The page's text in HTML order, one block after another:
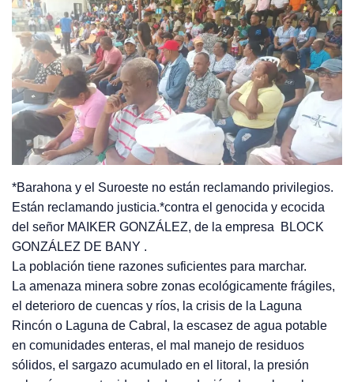
*Barahona y el Suroeste no están reclamando privilegios.
Están reclamando justicia.*contra el genocida y ecocida
del señor MAIKER GONZÁLEZ, de la empresa BLOCK
GONZÁLEZ DE BANY .
La población tiene razones suficientes para marchar.
La amenaza minera sobre zonas ecológicamente frágiles,
el deterioro de cuencas y ríos, la crisis de la Laguna
Rincón o Laguna de Cabral, la escasez de agua potable
en comunidades enteras, el mal manejo de residuos
sólidos, el sargazo acumulado en el litoral, la presión